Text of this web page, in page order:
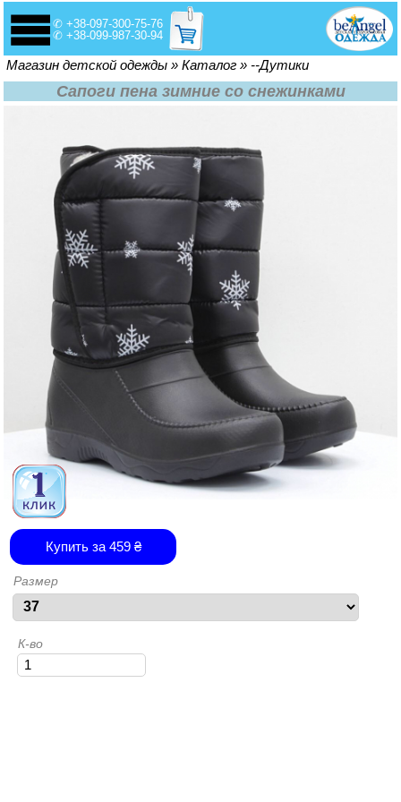
✆ +38-097-300-75-76
✆ +38-099-987-30-94
Вы здесь
Магазин детской одежды » Каталог » --Дутики
Сапоги пена зимние со снежинками
Купить за 459₴
Размер
К-во